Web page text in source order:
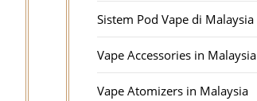
Sistem Pod Vape di Malaysia
Vape Accessories in Malaysia
Vape Atomizers in Malaysia